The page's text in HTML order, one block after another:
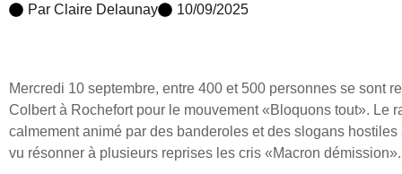
Par Claire Delaunay 10/09/2025
Mercredi 10 septembre, entre 400 et 500 personnes se sont
Colbert à Rochefort pour le mouvement «Bloquons tout». Le
calmement animé par des banderoles et des slogans hostiles
vu résonner à plusieurs reprises les cris «Macron démission».